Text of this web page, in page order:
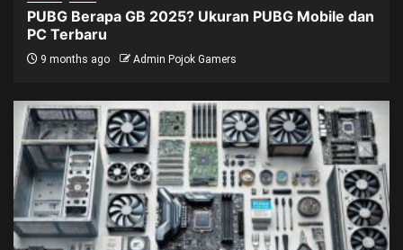
PUBG Berapa GB 2025? Ukuran PUBG Mobile dan
PC Terbaru
9 months ago Admin Pojok Gamers